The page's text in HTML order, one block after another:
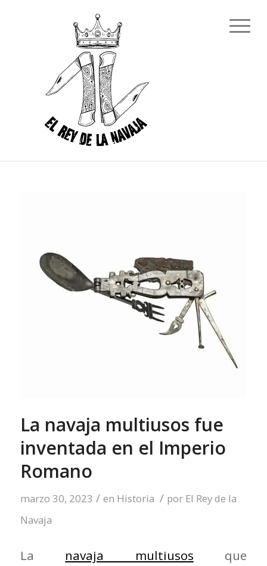
La navaja multiusos fue
inventada en el Imperio
Romano
marzo 30, 2023 / en Historia / por El Rey de la
Navaja
La navaja multiusos que